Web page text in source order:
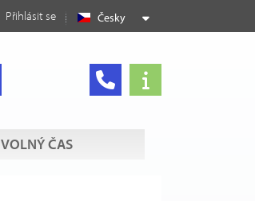
Česky
Přihlásit se
VOLNÝ ČAS